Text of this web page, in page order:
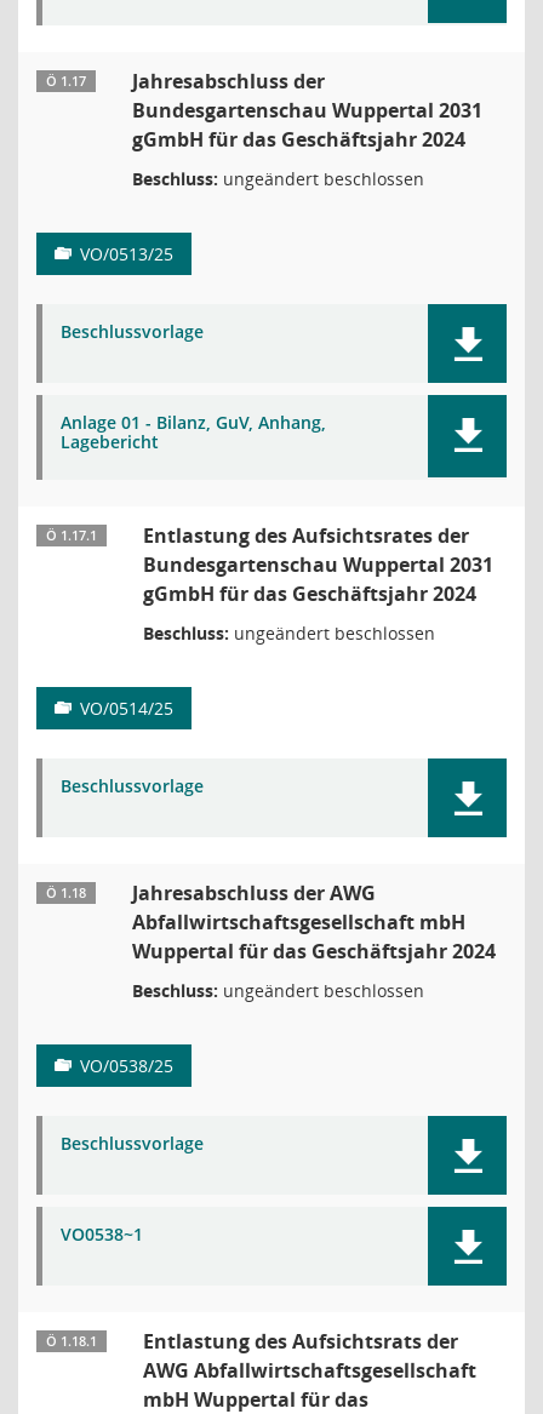
Ö 1.17
Jahresabschluss der
Bundesgartenschau Wuppertal 2031
gGmbH für das Geschäftsjahr 2024
Beschluss: ungeändert beschlossen
VO/0513/25
Beschlussvorlage
Anlage 01 - Bilanz, GuV, Anhang,
Lagebericht
Ö 1.17.1
Entlastung des Aufsichtsrates der
Bundesgartenschau Wuppertal 2031
gGmbH für das Geschäftsjahr 2024
Beschluss: ungeändert beschlossen
VO/0514/25
Beschlussvorlage
Ö 1.18
Jahresabschluss der AWG
Abfallwirtschaftsgesellschaft mbH
Wuppertal für das Geschäftsjahr 2024
Beschluss: ungeändert beschlossen
VO/0538/25
Beschlussvorlage
VO0538~1
Ö 1.18.1
Entlastung des Aufsichtsrats der
AWG Abfallwirtschaftsgesellschaft
mbH Wuppertal für das